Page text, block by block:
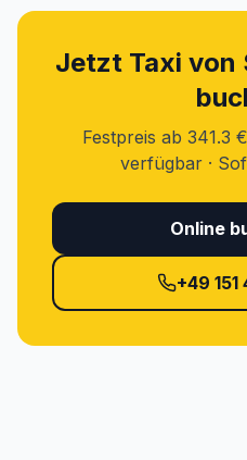
Jetzt Taxi von
Festpreis ab 341.3
verfügbar ·
Online
+49